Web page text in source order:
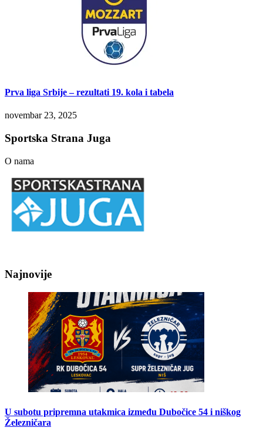
Prva liga Srbije – rezultati 19. kola i tabela
novembar 23, 2025
Sportska Strana Juga
O nama
Najnovije
U subotu pripremna utakmica između Dubočice 54 i niškog
Železničara